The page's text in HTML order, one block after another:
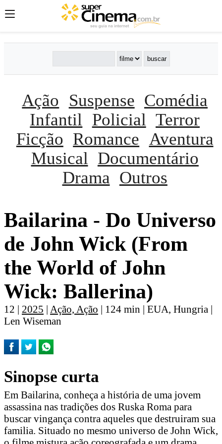
Ação Suspense Comédia
Infantil
Policial Terror
Ficção Romance Aventura
Musical
Documentário
Drama Outros
Bailarina - Do Universo
de John Wick (From
the World of John
Wick: Ballerina)
12 | 2025 | Ação, Ação | 124 min | EUA, Hungria |
Len Wiseman
Sinopse curta
Em Bailarina, conheça a história de uma jovem
assassina nas tradições dos Ruska Roma para
buscar vingança contra aqueles que destruiram sua
familia. Situado no mesmo universo de John Wick,